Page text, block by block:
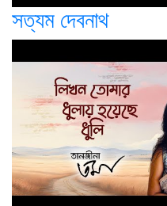
সত্যম দেবনাথ